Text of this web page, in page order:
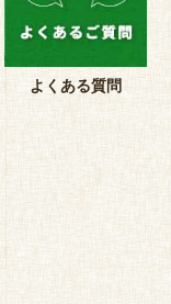
よくある質問